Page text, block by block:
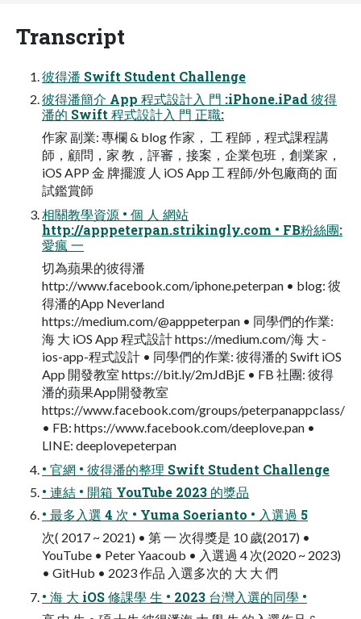
Transcript
彼得潘 Swift Student Challenge
彼得潘簡介 App 程式設計入 門 :iPhone.iPad 彼得
潘的 Swift 程式設計入 門 正職:
作家 副業: 專欄 & blog 作家， 工 程師，程式課程講
師，顧問，家 教，評審，接案，企業包班，創業家，
iOS APP 金 牌擺渡 人 iOS App 工 程師/外包廠商的 面
試鑑賞師
相關教學資源 • 個 人 網站
http://apppeterpan.strikingly.com • FB粉絲團:
愛瘋 一
切為蘋果的彼得潘
http://www.facebook.com/iphone.peterpan • blog: 彼
得潘的App Neverland
https://medium.com/@apppeterpan • 同學們的作業:
海 大 iOS App 程式設計 https://medium.com/海 大 -
ios-app-程式設計 • 同學們的作業: 彼得潘的 Swift iOS
App 開發教室 https://bit.ly/2mJdBjE • FB 社團: 彼得
潘的蘋果App開發教室
https://www.facebook.com/groups/peterpanappclass/
• FB: https://www.facebook.com/deeplove.pan •
LINE: deeplovepeterpan
• 官網 • 彼得潘的整理 Swift Student Challenge
• 連結 • 開箱 YouTube 2023 的獎品
• 最多入選 4 次 • Yuma Soerianto • 入選過 5
次( 2017 ~ 2021) • 第 一 次得獎是 10 歲(2017) •
YouTube • Peter Yaacoub • 入選過 4 次(2020 ~ 2023)
• GitHub • 2023 作品 入選多次的 大 大 們
• 海 大 iOS 修課學 生 • 2023 台灣入選的同學 •